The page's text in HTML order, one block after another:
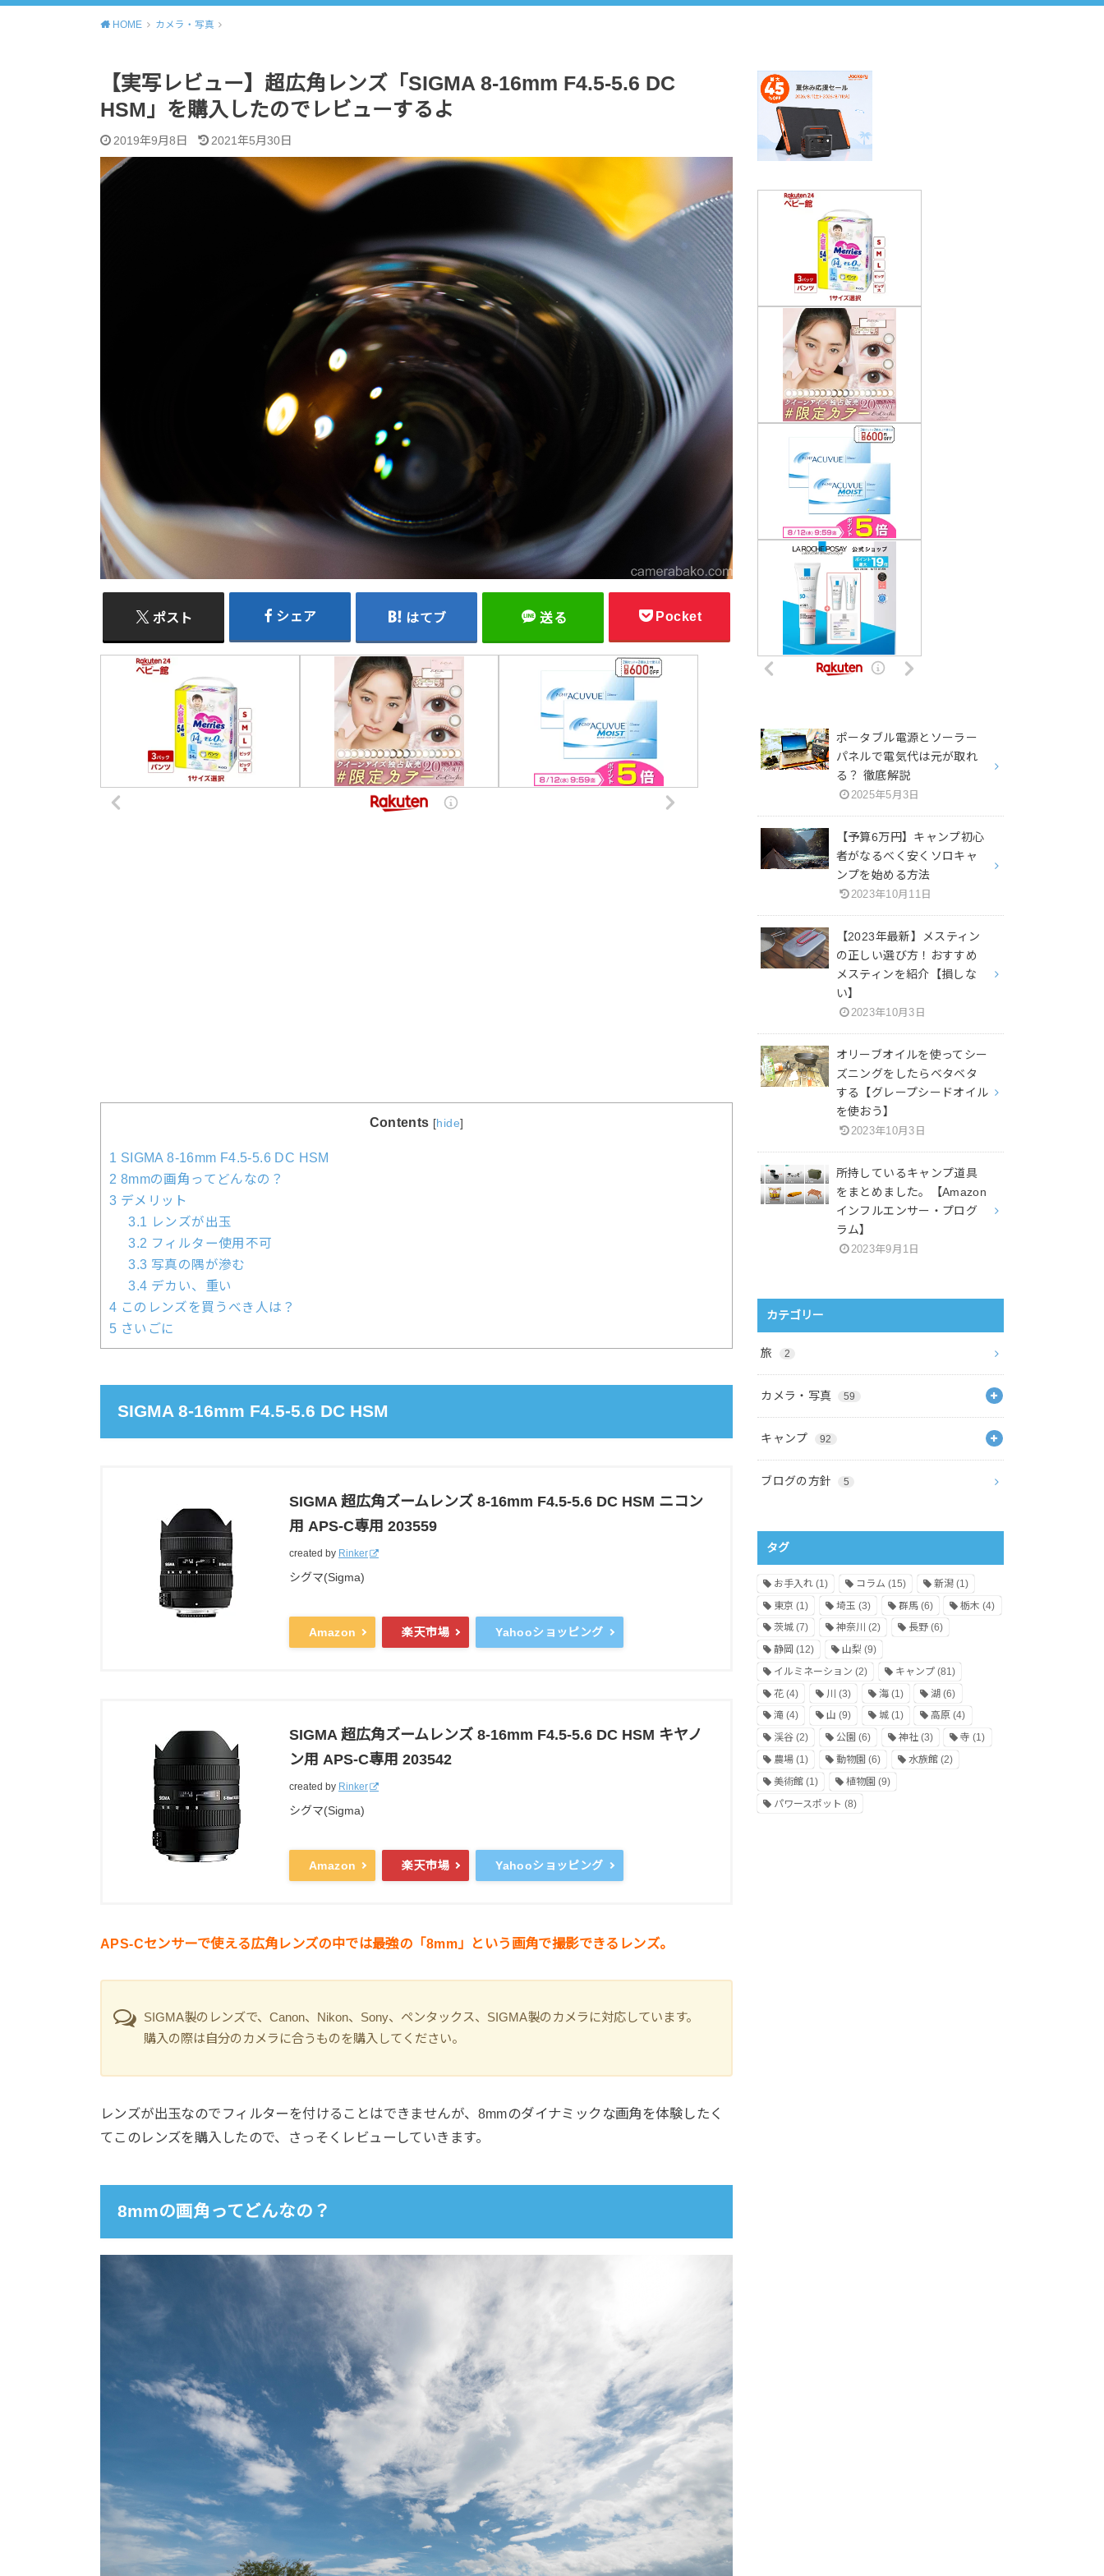
HOME カメラ・写真
【実写レビュー】超広角レンズ「SIGMA 8-16mm F4.5-5.6 DC
HSM」を購入したのでレビューするよ
2019年9月8日 2021年5月30日
ポスト シェア はてブ 送る Pocket
Contents [hide]
1 SIGMA 8-16mm F4.5-5.6 DC HSM
2 8mmの画角ってどんなの？
3 デメリット
3.1 レンズが出玉
3.2 フィルター使用不可
3.3 写真の隅が滲む
3.4 デカい、重い
4 このレンズを買うべき人は？
5 さいごに
SIGMA 8-16mm F4.5-5.6 DC HSM
SIGMA 超広角ズームレンズ 8-16mm F4.5-5.6 DC HSM ニコン
用 APS-C専用 203559
created by Rinker
シグマ(Sigma)
Amazon 楽天市場 Yahooショッピング
SIGMA 超広角ズームレンズ 8-16mm F4.5-5.6 DC HSM キヤノ
ン用 APS-C専用 203542
created by Rinker
シグマ(Sigma)
Amazon 楽天市場 Yahooショッピング
APS-Cセンサーで使える広角レンズの中では最強の「8mm」という画角で撮影できるレンズ。
SIGMA製のレンズで、Canon、Nikon、Sony、ペンタックス、SIGMA製のカメラに対応しています。
購入の際は自分のカメラに合うものを購入してください。
レンズが出玉なのでフィルターを付けることはできませんが、8mmのダイナミックな画角を体験したく
てこのレンズを購入したので、さっそくレビューしていきます。
8mmの画角ってどんなの？
ポータブル電源とソーラー
パネルで電気代は元が取れ
る？ 徹底解説
2025年5月3日
【予算6万円】キャンプ初心
者がなるべく安くソロキャ
ンプを始める方法
2023年10月11日
【2023年最新】メスティン
の正しい選び方！おすすめ
メスティンを紹介【損しな
い】
2023年10月3日
オリーブオイルを使ってシー
ズニングをしたらベタベタ
する【グレープシードオイル
を使おう】
2023年10月3日
所持しているキャンプ道具
をまとめました。【Amazon
インフルエンサー・プログ
ラム】
2023年9月1日
カテゴリー
旅 2
カメラ・写真 59
キャンプ 92
ブログの方針 5
タグ
お手入れ (1) コラム (15) 新潟(1)
東京 (1) 埼玉 (3) 群馬(6) 栃木 (4)
茨城 (7) 神奈川 (2) 長野(6)
静岡 (12) 山梨 (9)
イルミネーション (2) キャンプ(81)
花 (4) 川 (3) 海(1) 湖 (6)
滝 (4) 山 (9) 城(1) 高原 (4)
渓谷 (2) 公園 (6) 神社(3) 寺 (1)
農場 (1) 動物園 (6) 水族館(2)
美術館 (1) 植物園 (9)
パワースポット (8)